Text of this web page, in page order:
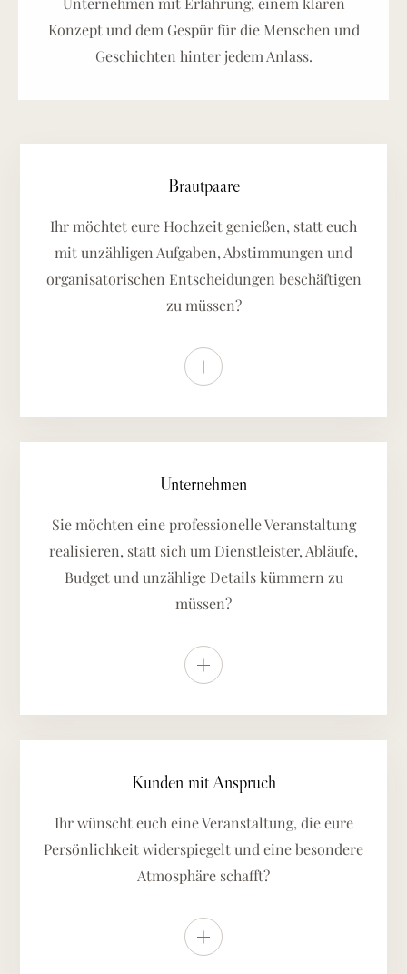
Konzept und dem Gespür für die Menschen und
Geschichten hinter jedem Anlass.
Brautpaare
Ihr möchtet eure Hochzeit genießen, statt euch
mit unzähligen Aufgaben, Abstimmungen und
organisatorischen Entscheidungen beschäftigen
zu müssen?
Weitere Details anzeigen
Unternehmen
Sie möchten eine professionelle Veranstaltung
realisieren, statt sich um Dienstleister, Abläufe,
Budget und unzählige Details kümmern zu
müssen?
Weitere Details anzeigen
Kunden mit Anspruch
Ihr wünscht euch eine Veranstaltung, die eure
Persönlichkeit widerspiegelt und eine besondere
Atmosphäre schafft?
Weitere Details anzeigen